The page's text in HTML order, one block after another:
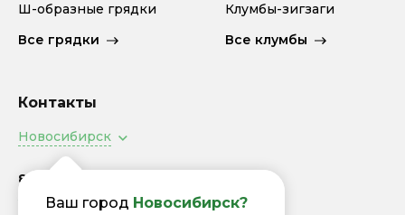
Ш-образные грядки
Все грядки
Клумбы-зигзаги
Все клумбы
Контакты
Новосибирск
Ваш город Новосибирск?
8 (800) 505-94-92
Заказать звонок